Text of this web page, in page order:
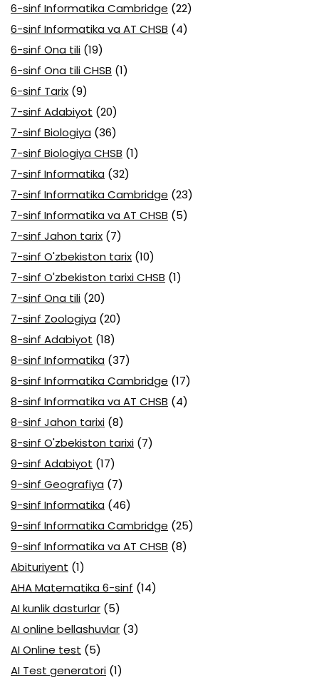
6-sinf Informatika Cambridge (22)
6-sinf Informatika va AT CHSB (4)
6-sinf Ona tili (19)
6-sinf Ona tili CHSB (1)
6-sinf Tarix (9)
7-sinf Adabiyot (20)
7-sinf Biologiya (36)
7-sinf Biologiya CHSB (1)
7-sinf Informatika (32)
7-sinf Informatika Cambridge (23)
7-sinf Informatika va AT CHSB (5)
7-sinf Jahon tarix (7)
7-sinf O'zbekiston tarix (10)
7-sinf O'zbekiston tarixi CHSB (1)
7-sinf Ona tili (20)
7-sinf Zoologiya (20)
8-sinf Adabiyot (18)
8-sinf Informatika (37)
8-sinf Informatika Cambridge (17)
8-sinf Informatika va AT CHSB (4)
8-sinf Jahon tarixi (8)
8-sinf O'zbekiston tarixi (7)
9-sinf Adabiyot (17)
9-sinf Geografiya (7)
9-sinf Informatika (46)
9-sinf Informatika Cambridge (25)
9-sinf Informatika va AT CHSB (8)
Abituriyent (1)
AHA Matematika 6-sinf (14)
AI kunlik dasturlar (5)
AI online bellashuvlar (3)
AI Online test (5)
AI Test generatori (1)